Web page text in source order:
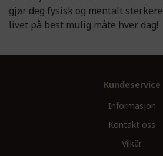
gjør deg fysisk og mentalt
livet på best mulig måte hver dag!
Kundeservice
Informasjon
Kontakt oss
Vilkår